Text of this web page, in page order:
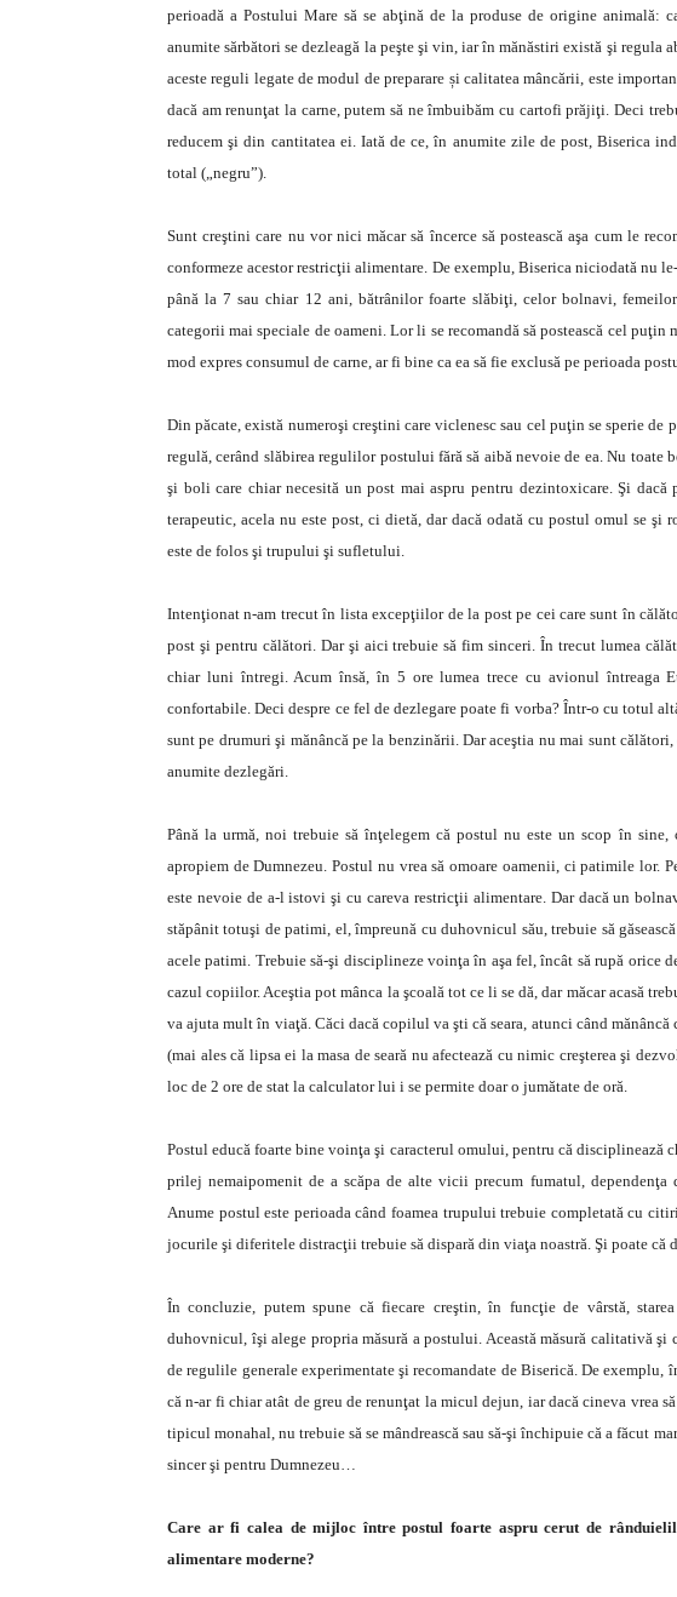
perioadă a Postului Mare să se abţină de la produse de origine animală:
anumite sărbători se dezleagă la peşte şi vin, iar în mănăstiri există şi regula
aceste reguli legate de modul de preparare și calitatea mâncării, este
dacă am renunţat la carne, putem să ne îmbuibăm cu cartofi prăjiţi. Deci
reducem şi din cantitatea ei. Iată de ce, în anumite zile de post, Biserica
total („negru”).
Sunt creştini care nu vor nici măcar să încerce să postească aşa cum le
conformeze acestor restricţii alimentare. De exemplu, Biserica niciodată nu
până la 7 sau chiar 12 ani, bătrânilor foarte slăbiţi, celor bolnavi,
categorii mai speciale de oameni. Lor li se recomandă să postească cel
mod expres consumul de carne, ar fi bine ca ea să fie exclusă pe perioada
Din păcate, există numeroşi creştini care viclenesc sau cel puţin se sperie de
regulă, cerând slăbirea regulilor postului fără să aibă nevoie de ea. Nu toate
şi boli care chiar necesită un post mai aspru pentru dezintoxicare. Şi dacă
terapeutic, acela nu este post, ci dietă, dar dacă odată cu postul omul se şi
este de folos şi trupului şi sufletului.
Intenţionat n-am trecut în lista excepţiilor de la post pe cei care sunt în
post şi pentru călători. Dar şi aici trebuie să fim sinceri. În trecut lumea
chiar luni întregi. Acum însă, în 5 ore lumea trece cu avionul întreaga
confortabile. Deci despre ce fel de dezlegare poate fi vorba? Într-o cu totul
sunt pe drumuri şi mănâncă pe la benzinării. Dar aceştia nu mai sunt
anumite dezlegări.
Până la urmă, noi trebuie să înţelegem că postul nu este un scop în
apropiem de Dumnezeu. Postul nu vrea să omoare oamenii, ci patimile lor.
este nevoie de a-l istovi şi cu careva restricţii alimentare. Dar dacă un
stăpânit totuşi de patimi, el, împreună cu duhovnicul său, trebuie să
acele patimi. Trebuie să-şi disciplineze voinţa în aşa fel, încât să rupă orice
cazul copiilor. Aceştia pot mânca la şcoală tot ce li se dă, dar măcar acasă
va ajuta mult în viaţă. Căci dacă copilul va şti că seara, atunci când
(mai ales că lipsa ei la masa de seară nu afectează cu nimic creşterea şi
loc de 2 ore de stat la calculator lui i se permite doar o jumătate de oră.
Postul educă foarte bine voinţa şi caracterul omului, pentru că disciplinează
prilej nemaipomenit de a scăpa de alte vicii precum fumatul,
Anume postul este perioada când foamea trupului trebuie completată cu
jocurile şi diferitele distracţii trebuie să dispară din viaţa noastră. Şi poate
În concluzie, putem spune că fiecare creştin, în funcţie de vârstă,
duhovnicul, îşi alege propria măsură a postului. Această măsură calitativă
de regulile generale experimentate şi recomandate de Biserică. De
că n-ar fi chiar atât de greu de renunţat la micul dejun, iar dacă cineva vrea
tipicul monahal, nu trebuie să se mândrească sau să-şi închipuie că a făcut
sincer şi pentru Dumnezeu…
Care ar fi calea de mijloc între postul foarte aspru cerut de
alimentare moderne?